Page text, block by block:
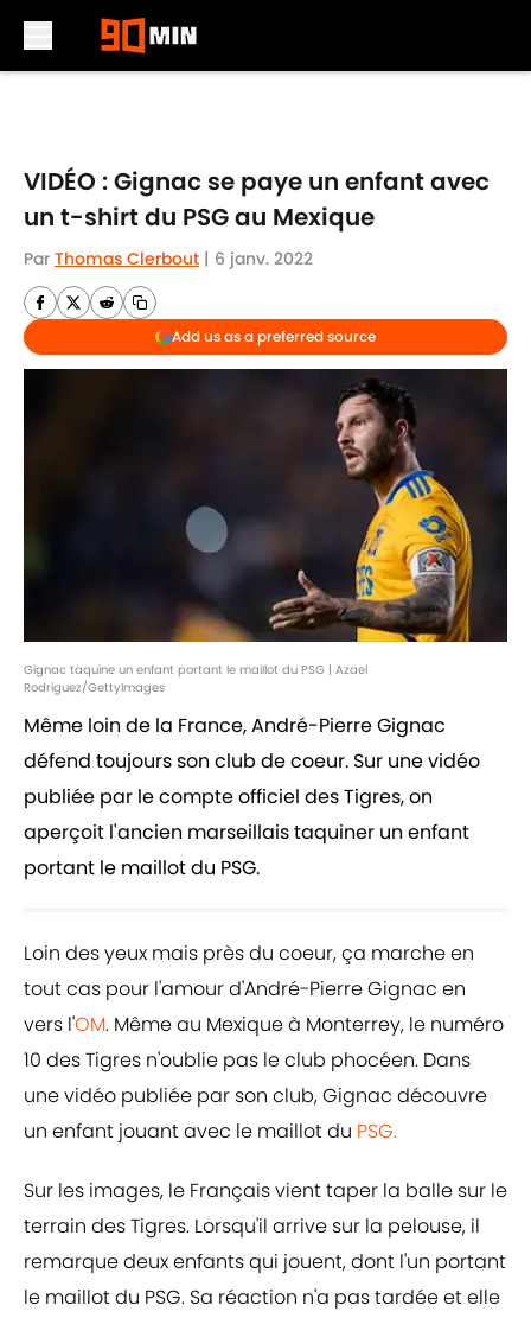
VIDÉO : Gignac se paye un enfant avec
un t-shirt du PSG au Mexique
Par Thomas Clerbout | 6 janv. 2022
Add us as a preferred source
Gignac taquine un enfant portant le maillot du PSG | Azael
Rodriguez/GettyImages
Même loin de la France, André-Pierre Gignac
défend toujours son club de coeur. Sur une vidéo
publiée par le compte officiel des Tigres, on
aperçoit l'ancien marseillais taquiner un enfant
portant le maillot du PSG.
Loin des yeux mais près du coeur, ça marche en
tout cas pour l'amour d'André-Pierre Gignac en
vers l'OM. Même au Mexique à Monterrey, le numéro
10 des Tigres n'oublie pas le club phocéen. Dans
une vidéo publiée par son club, Gignac découvre
un enfant jouant avec le maillot du PSG.
Sur les images, le Français vient taper la balle sur le
terrain des Tigres. Lorsqu'il arrive sur la pelouse, il
remarque deux enfants qui jouent, dont l'un portant
le maillot du PSG. Sa réaction n'a pas tardée et elle